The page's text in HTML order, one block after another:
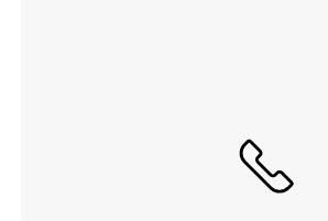
телефоном
Хранилище